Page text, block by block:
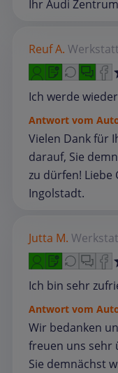
Ihr Audi
Reuf A. Werkstatt
Ich werde
Antwort vom
Vielen Dank für
darauf, Sie
zu dürfen! Liebe
Ingolstadt.
Jutta M.
Ich bin sehr
Antwort vom
Wir bedanken
freuen uns sehr
Sie demnächst